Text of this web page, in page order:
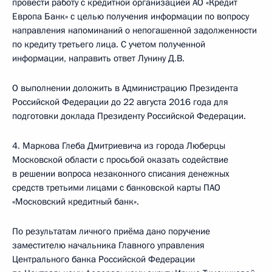
провести работу с кредитной организацией АО «Кредит
Европа Банк» с целью получения информации по вопросу
направления напоминаний о непогашенной задолженности
по кредиту третьего лица. С учетом полученной
информации, направить ответ Лунину Д.В.
О выполнении доложить в Администрацию Президента
Российской Федерации до 22 августа 2016 года для
подготовки доклада Президенту Российской Федерации.
4. Маркова Глеба Дмитриевича из города Люберцы
Московской области с просьбой оказать содействие
в решении вопроса незаконного списания денежных
средств третьими лицами с банковской карты ПАО
«Московский кредитный банк».
По результатам личного приёма дано поручение
заместителю начальника Главного управления
Центрального банка Российской Федерации